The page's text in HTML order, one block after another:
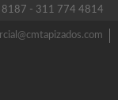
8187 - 311 774 4814